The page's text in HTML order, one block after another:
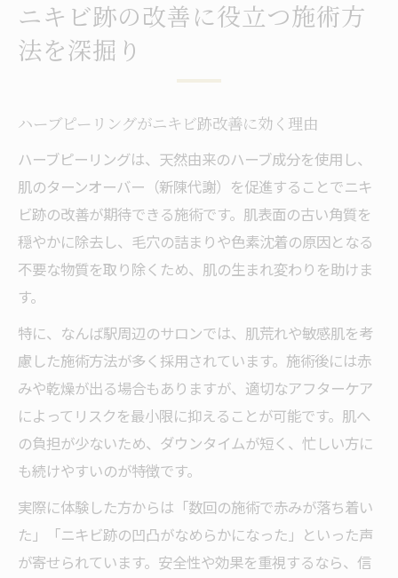
ニキビ跡の改善に役立つ施術方
法を深掘り
ハーブピーリングがニキビ跡改善に効く理由
ハーブピーリングは、天然由来のハーブ成分を使用し、
肌のターンオーバー（新陳代謝）を促進することでニキ
ビ跡の改善が期待できる施術です。肌表面の古い角質を
穏やかに除去し、毛穴の詰まりや色素沈着の原因となる
不要な物質を取り除くため、肌の生まれ変わりを助けま
す。
特に、なんば駅周辺のサロンでは、肌荒れや敏感肌を考
慮した施術方法が多く採用されています。施術後には赤
みや乾燥が出る場合もありますが、適切なアフターケア
によってリスクを最小限に抑えることが可能です。肌へ
の負担が少ないため、ダウンタイムが短く、忙しい方に
も続けやすいのが特徴です。
実際に体験した方からは「数回の施術で赤みが落ち着い
た」「ニキビ跡の凹凸がなめらかになった」といった声
が寄せられています。安全性や効果を重視するなら、信